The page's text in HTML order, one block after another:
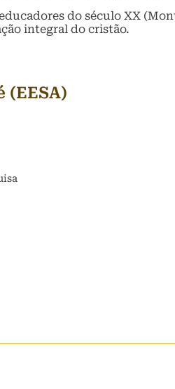
do século XX
integral do cristão.
(EESA)